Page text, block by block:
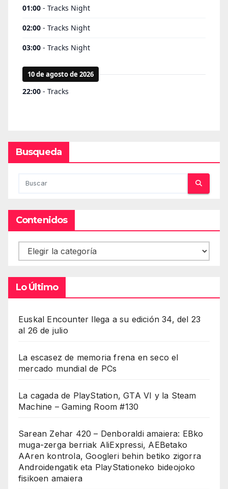
Busqueda
Contenidos
Contenidos
Lo Último
Euskal Encounter llega a su edición 34, del 23
al 26 de julio
La escasez de memoria frena en seco el
mercado mundial de PCs
La cagada de PlayStation, GTA VI y la Steam
Machine – Gaming Room #130
Sarean Zehar 420 – Denboraldi amaiera: EBko
muga-zerga berriak AliExpressi, AEBetako
AAren kontrola, Googleri behin betiko zigorra
Androidengatik eta PlayStationeko bideojoko
fisikoen amaiera